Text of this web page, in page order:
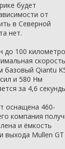
будет
от
в Северной
нет.
до 100
скорость
базовый Qiantu
и 580 Нм
за 4,6
оснащена 460-
компания
и ёмкость
выхода Mullen